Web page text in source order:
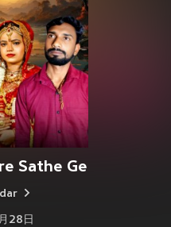
Sathe Ge
28日